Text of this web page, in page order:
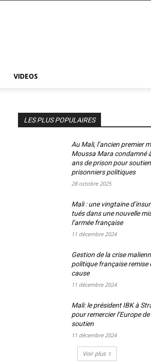
VIDEOS
LES PLUS POPULAIRES
Au Mali, l’ancien premier
Moussa Mara condamné
ans de prison pour
prisonniers politiques
28 octobre 2025
Mali : une vingtaine
tués dans une nouvelle
l’armée française
11 décembre 2024
Gestion de la crise
politique française remise
cause
11 décembre 2024
Mali: le président IBK à
pour remercier l’Europe
soutien
11 décembre 2024
Voir plus